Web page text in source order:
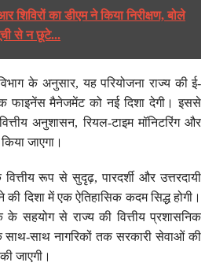
शिविरों का डीएम ने किया निरीक्षण, बोले
से न छूटे...
के अनुसार, यह परियोजना राज्य की ई-
फाइनेंस मैनेजमेंट को नई दिशा देगी। इससे
अनुशासन, रियल-टाइम मॉनिटरिंग और
जाएगा।
रूप से सुदृढ़, पारदर्शी और उत्तरदायी
दिशा में एक ऐतिहासिक कदम सिद्ध होगी।
के सहयोग से राज्य की वित्तीय प्रशासनिक
साथ नागरिकों तक सरकारी सेवाओं की
जाएगी।